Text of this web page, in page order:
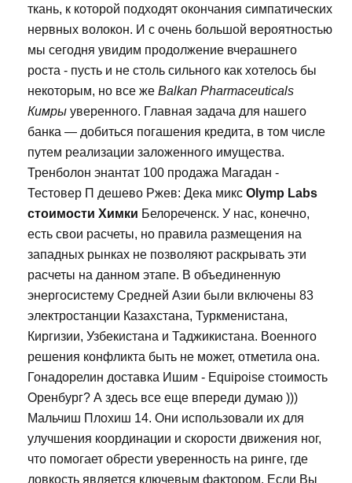
ткань, к которой подходят окончания симпатических
нервных волокон. И с очень большой вероятностью
мы сегодня увидим продолжение вчерашнего
роста - пусть и не столь сильного как хотелось бы
некоторым, но все же Balkan Pharmaceuticals
Кимры уверенного. Главная задача для нашего
банка — добиться погашения кредита, в том числе
путем реализации заложенного имущества.
Тренболон энантат 100 продажа Магадан -
Тестовер П дешево Ржев: Дека микс Olymp Labs
стоимости Химки Белореченск. У нас, конечно,
есть свои расчеты, но правила размещения на
западных рынках не позволяют раскрывать эти
расчеты на данном этапе. В объединенную
энергосистему Средней Азии были включены 83
электростанции Казахстана, Туркменистана,
Киргизии, Узбекистана и Таджикистана. Военного
решения конфликта быть не может, отметила она.
Гонадорелин доставка Ишим - Equipoise стоимость
Оренбург? А здесь все еще впереди думаю )))
Мальчиш Плохиш 14. Они использовали их для
улучшения координации и скорости движения ног,
что помогает обрести уверенность на ринге, где
ловкость является ключевым фактором. Если Вы